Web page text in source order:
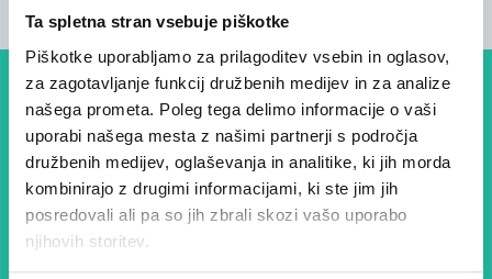
Ta spletna stran vsebuje piškotke
Piškotke uporabljamo za prilagoditev vsebin in oglasov,
za zagotavljanje funkcij družbenih medijev in za analize
našega prometa. Poleg tega delimo informacije o vaši
uporabi našega mesta z našimi partnerji s področja
družbenih medijev, oglaševanja in analitike, ki jih morda
kombinirajo z drugimi informacijami, ki ste jim jih
posredovali ali pa so jih zbrali skozi vašo uporabo
njihovih storitev.
Dogodki, članki in zgodbe iz
evropske prestolnice kulture
– prijavite se na naš novičnik
in ostanite na tekočem z
našimi aktivnostmi.